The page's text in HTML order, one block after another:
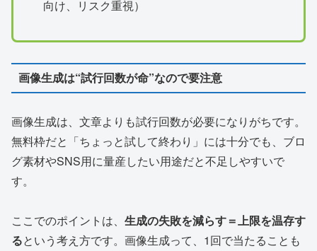
向け、リスク重視）
画像生成は“試行回数が命”なので要注意
画像生成は、文章よりも試行回数が必要になりがちです。
無料枠だと「ちょっと試して終わり」には十分でも、ブロ
グ素材やSNS用に量産したい用途だと不足しやすいで
す。
ここでのポイントは、 生成の失敗を減らす＝上限を温存す
るという考え方です。画像生成って、1回で当たることも